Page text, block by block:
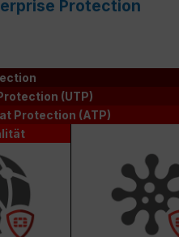
Protection
(UTP)
Protection (ATP)